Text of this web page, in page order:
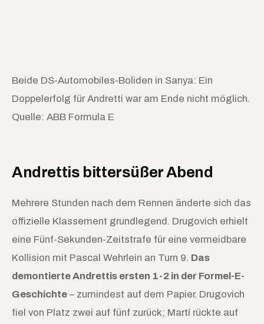
Beide DS-Automobiles-Boliden in Sanya: Ein
Doppelerfolg für Andretti war am Ende nicht möglich.
Quelle: ABB Formula E
Andrettis bittersüßer Abend
Mehrere Stunden nach dem Rennen änderte sich das
offizielle Klassement grundlegend. Drugovich erhielt
eine Fünf-Sekunden-Zeitstrafe für eine vermeidbare
Kollision mit Pascal Wehrlein an Turn 9. Das
demontierte Andrettis ersten 1-2 in der Formel-E-
Geschichte – zumindest auf dem Papier. Drugovich
fiel von Platz zwei auf fünf zurück; Martí rückte auf